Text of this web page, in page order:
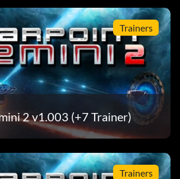
Trainers
2 v1.003 (+7 Trainer)
Trainers